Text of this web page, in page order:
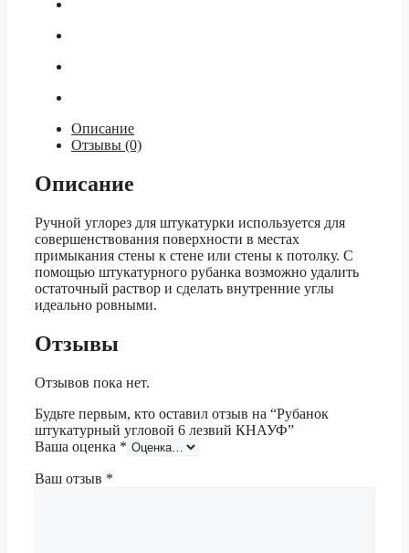
Описание
Отзывы (0)
Описание
Ручной углорез для штукатурки используется для
совершенствования поверхности в местах
примыкания стены к стене или стены к потолку. С
помощью штукатурного рубанка возможно удалить
остаточный раствор и сделать внутренние углы
идеально ровными.
Отзывы
Отзывов пока нет.
Будьте первым, кто оставил отзыв на “Рубанок
штукатурный угловой 6 лезвий КНАУФ”
Ваша оценка *
Ваш отзыв *